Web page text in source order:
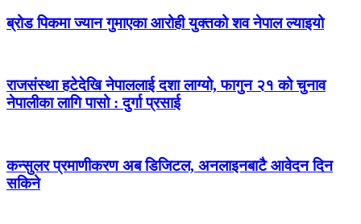
ब्रोड पिकमा ज्यान गुमाएका आरोही युक्तको शव नेपाल ल्याइयो
राजसंस्था हटेदेखि नेपाललाई दशा लाग्यो, फागुन २१ को चुनाव
नेपालीका लागि पासो : दुर्गा प्रसाई
कन्सुलर प्रमाणीकरण अब डिजिटल, अनलाइनबाटै आवेदन दिन
सकिने